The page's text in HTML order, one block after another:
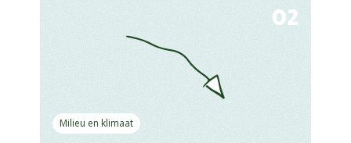
Milieu en klimaat
02